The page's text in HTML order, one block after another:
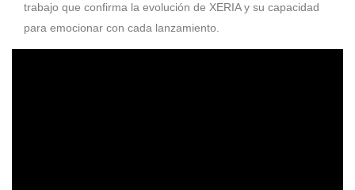
trabajo que confirma la evolución de XERIA y su capacidad
para emocionar con cada lanzamiento.